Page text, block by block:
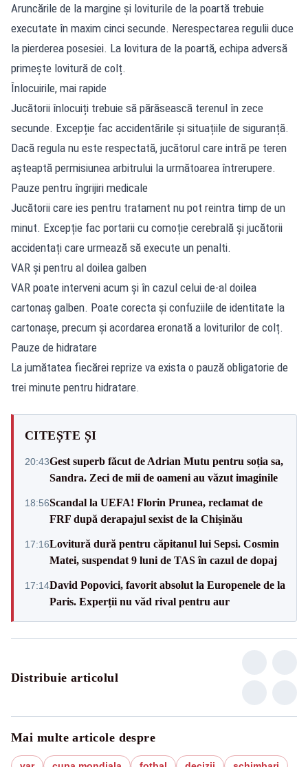
Aruncările de la margine și loviturile de la poartă trebuie
executate în maxim cinci secunde. Nerespectarea regulii duce
la pierderea posesiei. La lovitura de la poartă, echipa adversă
primește lovitură de colț.
Înlocuirile, mai rapide
Jucătorii înlocuiți trebuie să părăsească terenul în zece
secunde. Excepție fac accidentările și situațiile de siguranță.
Dacă regula nu este respectată, jucătorul care intră pe teren
așteaptă permisiunea arbitrului la următoarea întrerupere.
Pauze pentru îngrijiri medicale
Jucătorii care ies pentru tratament nu pot reintra timp de un
minut. Excepție fac portarii cu comoție cerebrală și jucătorii
accidentați care urmează să execute un penalti.
VAR și pentru al doilea galben
VAR poate interveni acum și în cazul celui de-al doilea
cartonaș galben. Poate corecta și confuziile de identitate la
cartonașe, precum și acordarea eronată a loviturilor de colț.
Pauze de hidratare
La jumătatea fiecărei reprize va exista o pauză obligatorie de
trei minute pentru hidratare.
CITEȘTE ȘI
20:43Gest superb făcut de Adrian Mutu pentru soția sa,
Sandra. Zeci de mii de oameni au văzut imaginile
18:56Scandal la UEFA! Florin Prunea, reclamat de
FRF după derapajul sexist de la Chișinău
17:16Lovitură dură pentru căpitanul lui Sepsi. Cosmin
Matei, suspendat 9 luni de TAS în cazul de dopaj
17:14David Popovici, favorit absolut la Europenele de la
Paris. Experții nu văd rival pentru aur
Distribuie articolul
Mai multe articole despre